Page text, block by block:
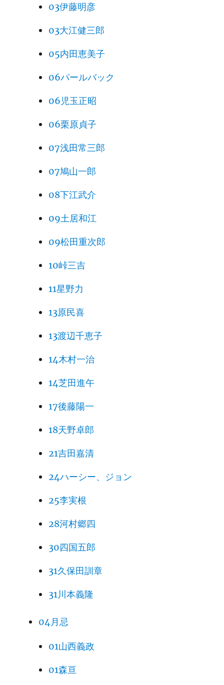
03伊藤明彦
03大江健三郎
05内田恵美子
06パールバック
06児玉正昭
06栗原貞子
07浅田常三郎
07鳩山一郎
08下江武介
09土居和江
09松田重次郎
10峠三吉
11星野力
13原民喜
13渡辺千恵子
14木村一治
14芝田進午
17後藤陽一
18天野卓郎
21吉田嘉清
24ハーシー、ジョン
25李実根
28河村郷四
30四国五郎
31久保田訓章
31川本義隆
04月忌
01山西義政
01森亘